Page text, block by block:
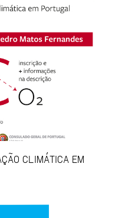
CLIMÁTICA EM